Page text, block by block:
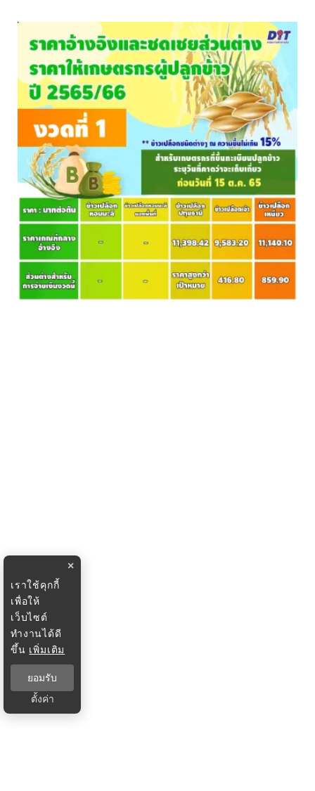
×
เราใช้คุกกี้
เพื่อให้
เว็บไซต์
ทำงานได้ดี
ขึ้น เพิ่มเติม
ยอมรับ
ตั้งค่า